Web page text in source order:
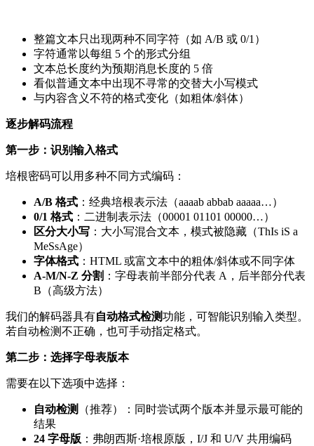
整篇文本只出现两种不同字符（如 A/B 或 0/1）
字符通常以每组 5 个的形式分组
文本总长度约为预期消息长度的 5 倍
看似普通文本中出现不寻常的交替大小写模式
与内容含义不符的格式变化（如粗体/斜体）
逐步解码流程
第一步：识别输入格式
培根密码可以用多种不同方式编码：
A/B 格式 ：经典培根表示法（aaaab abbab aaaaa…）
0/1 格式 ：二进制表示法（00001 01101 00000…）
区分大小写 ：大小写混合文本，模式被隐藏（ThIs iS a
MeSsAge）
字体格式 ：HTML 或富文本中的粗体/斜体或不同字体
A-M/N-Z 分割 ：字母表前半部分代表 A，后半部分代表
B（高级方法）
我们的解码器具有自动格式检测功能，可智能识别输入类型。
若自动检测不正确，也可手动指定格式。
第二步：选择字母表版本
需要在以下选项中选择：
自动检测
（推荐）：同时尝试两个版本并显示最可能的
结果
24 字母版 ：弗朗西斯·培根原版，I/J 和 U/V 共用编码